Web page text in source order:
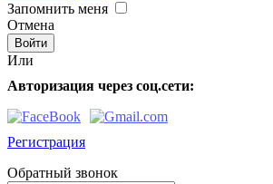
Запомнить меня
Отмена
Или
Авторизация через соц.сети:
Регистрация
Обратный звонок